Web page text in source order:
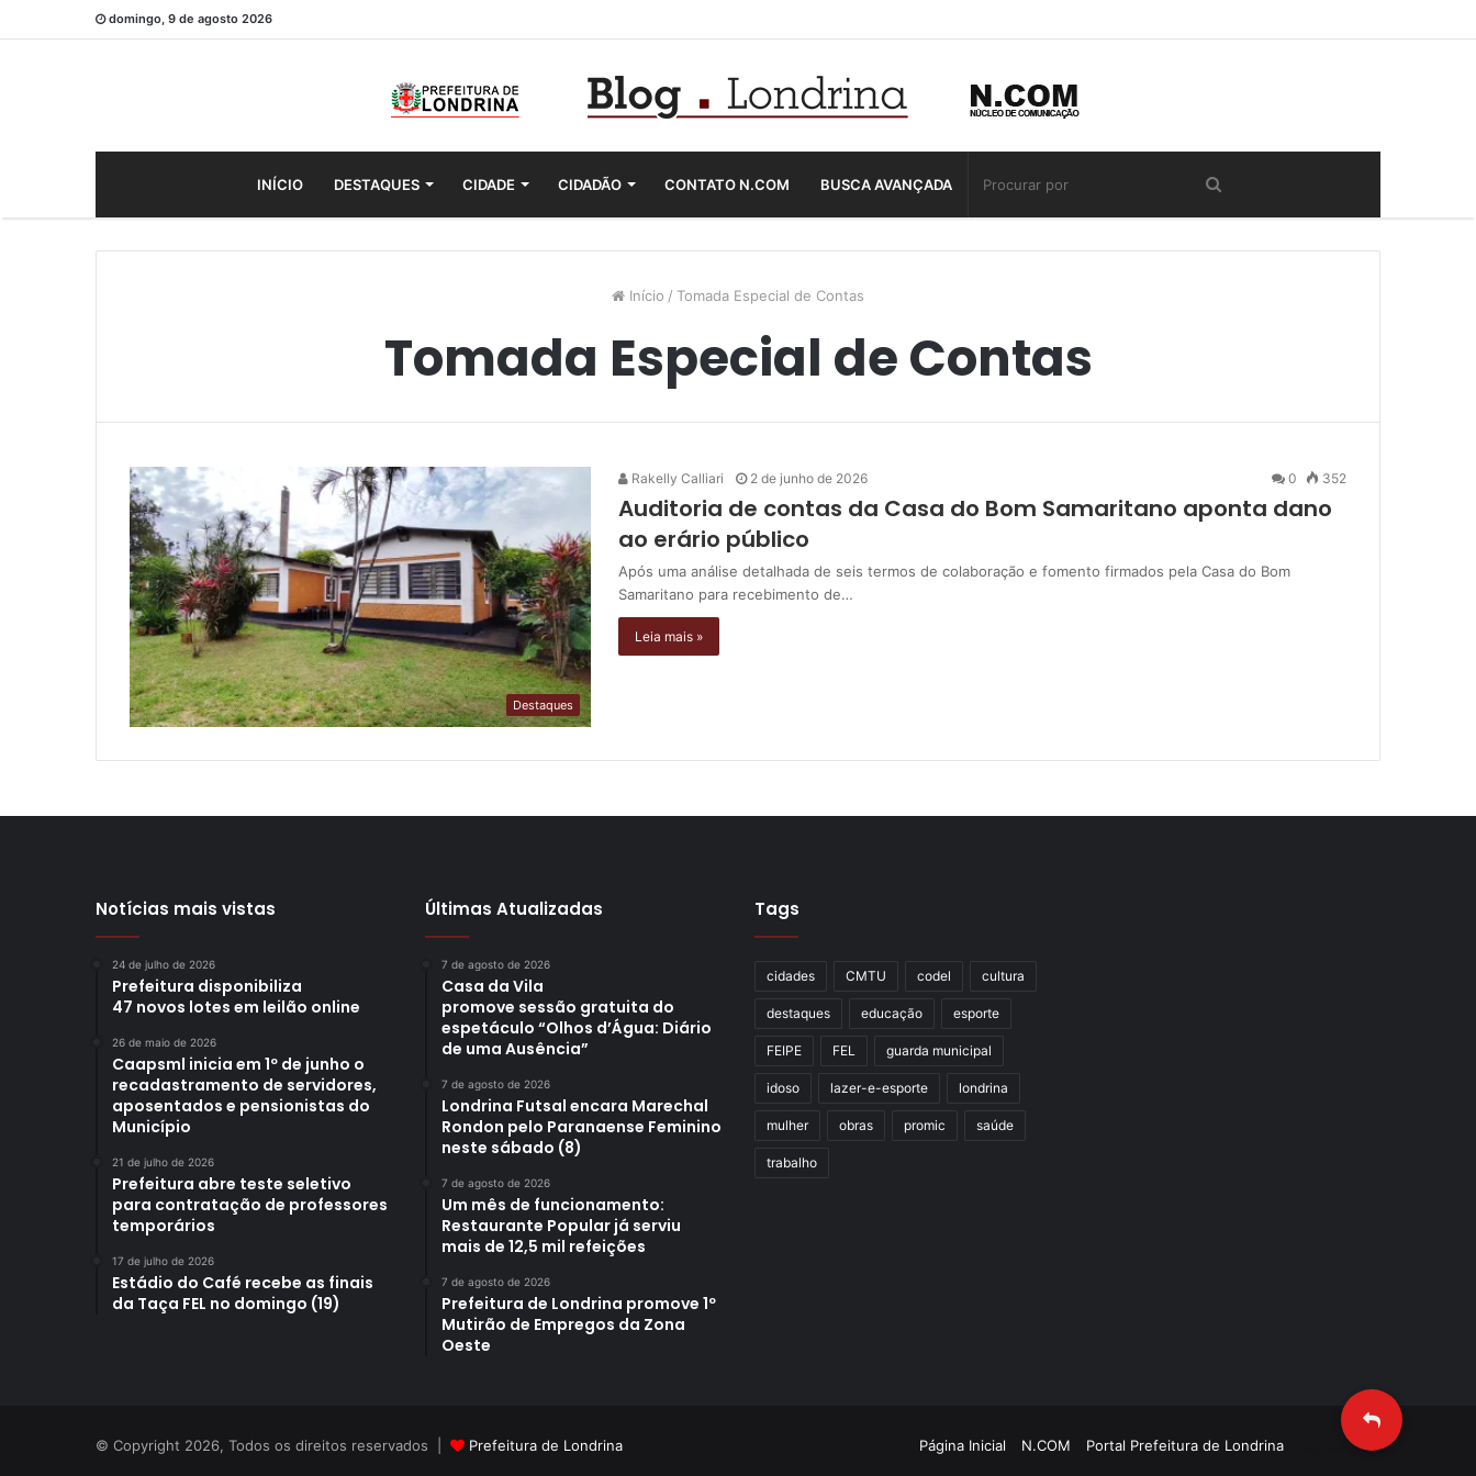
domingo, 9 de agosto 2026
INÍCIO DESTAQUES CIDADE CIDADÃO CONTATO N.COM BUSCA AVANÇADA
Início / Tomada Especial de Contas
Tomada Especial de Contas
Destaques
Rakelly Calliari 2 de junho de 2026 0 352
Auditoria de contas da Casa do Bom Samaritano aponta dano
ao erário público
Após uma análise detalhada de seis termos de colaboração e fomento firmados pela Casa do Bom
Samaritano para recebimento de…
Leia mais »
Notícias mais vistas
24 de julho de 2026
Prefeitura disponibiliza
47 novos lotes em leilão online
26 de maio de 2026
Caapsml inicia em 1º de junho o
recadastramento de servidores,
aposentados e pensionistas do
Município
21 de julho de 2026
Prefeitura abre teste seletivo
para contratação de professores
temporários
17 de julho de 2026
Estádio do Café recebe as finais
da Taça FEL no domingo (19)
Últimas Atualizadas
7 de agosto de 2026
Casa da Vila
promove sessão gratuita do
espetáculo “Olhos d’Água: Diário
de uma Ausência”
7 de agosto de 2026
Londrina Futsal encara Marechal
Rondon pelo Paranaense Feminino
neste sábado (8)
7 de agosto de 2026
Um mês de funcionamento:
Restaurante Popular já serviu
mais de 12,5 mil refeições
7 de agosto de 2026
Prefeitura de Londrina promove 1º
Mutirão de Empregos da Zona
Oeste
Tags
cidades CMTU codel cultura
destaques educação esporte
FEIPE FEL guarda municipal
idoso lazer-e-esporte londrina
mulher obras promic saúde
trabalho
© Copyright 2026, Todos os direitos reservados | Prefeitura de Londrina Criação de Sites TTG Sistemas
Página Inicial N.COM Portal Prefeitura de Londrina